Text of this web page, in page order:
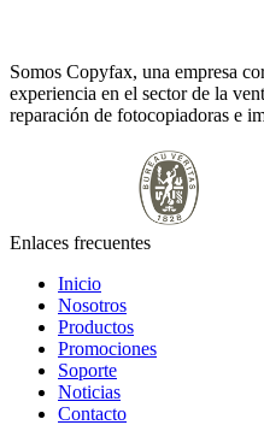
Somos Copyfax, una empresa
experiencia en el sector de la
reparación de fotocopiadoras e
Enlaces frecuentes
Inicio
Nosotros
Productos
Promociones
Soporte
Noticias
Contacto